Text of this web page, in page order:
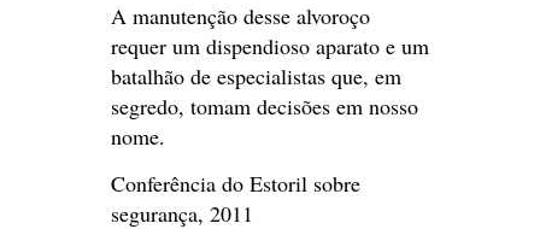
A manutenção desse alvoroço
requer um dispendioso aparato e um
batalhão de especialistas que, em
segredo, tomam decisões em nosso
nome.
Conferência do Estoril sobre
segurança, 2011